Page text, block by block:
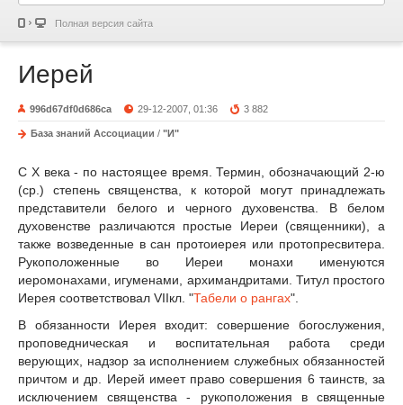
Полная версия сайта
Иерей
996d67df0d686ca 29-12-2007, 01:36 3 882
База знаний Ассоциации / "И"
С X века - по настоящее время. Термин, обозначающий 2-ю
(ср.) степень священства, к которой могут принадлежать
представители белого и черного духовенства. В белом
духовенстве различаются простые Иереи (священники), а
также возведенные в сан протоиерея или протопресвитера.
Рукоположенные во Иереи монахи именуются
иеромонахами, игуменами, архимандритами. Титул простого
Иерея соответствовал VIIкл. "Табели о рангах".
В обязанности Иерея входит: совершение богослужения,
проповедническая и воспитательная работа среди
верующих, надзор за исполнением служебных обязанностей
причтом и др. Иерей имеет право совершения 6 таинств, за
исключением священства - рукоположения в священные